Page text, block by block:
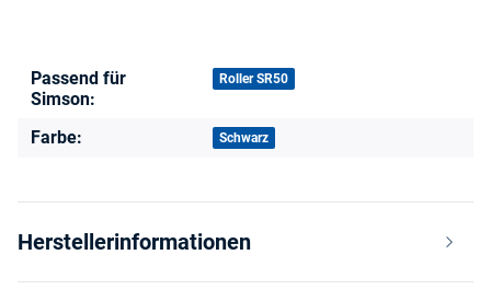
Produkteigenschaft
Wert
Passend für
Simson:
Roller SR50
Farbe: Schwarz
Herstellerinformationen